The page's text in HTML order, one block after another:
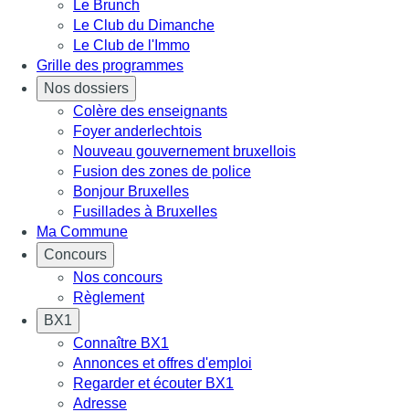
Le Brunch
Le Club du Dimanche
Le Club de l'Immo
Grille des programmes
Nos dossiers
Colère des enseignants
Foyer anderlechtois
Nouveau gouvernement bruxellois
Fusion des zones de police
Bonjour Bruxelles
Fusillades à Bruxelles
Ma Commune
Concours
Nos concours
Règlement
BX1
Connaître BX1
Annonces et offres d'emploi
Regarder et écouter BX1
Adresse